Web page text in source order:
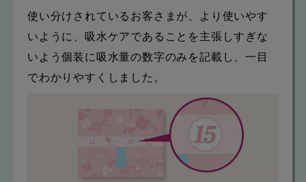
使い分けされているお客さまが、より使いやす
いように、吸水ケアであることを主張しすぎな
いよう個装に吸水量の数字のみを記載し、一目
でわかりやすくしました。